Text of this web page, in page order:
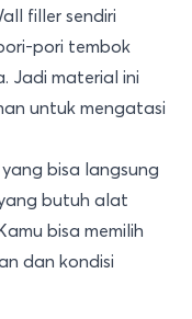
filler sendiri
pori tembok
Jadi material ini
untuk mengatasi
bisa langsung
butuh alat
bisa memilih
dan kondisi